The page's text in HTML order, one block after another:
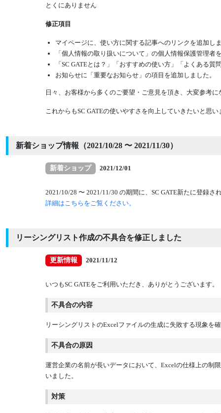
とくにありません
修正項目
マイページに、使い方に関する記事へのリンクを追加し
「個人情報の取り扱いについて」の個人情報保護管理者
「SC GATEとは？」「おすすめの使い方」「よくある
お知らせに「重要なお知らせ」の項目を追加しました。
日々、お客様から多くのご要望・ご意見を頂き、大変参考
これからもSC GATEの使いやすさを向上していきたいと思
新着ショップ情報（2021/10/28 〜 2021/11/30）
新着ショップ 2021/12/01
2021/10/28 〜 2021/11/30 の期間に、SC GATE新たに登録
詳細はこちらをご覧ください。
リーシングリスト作成の不具合を修正しました
更新情報 2021/11/12
いつもSC GATEをご利用いただき、ありがとうございます。
不具合の内容
リーシングリストのExcelファイルの生成に失敗する現象を
不具合の原因
運営企業の名前が長いデータにおいて、Excelの仕様上の制
いました。
対策